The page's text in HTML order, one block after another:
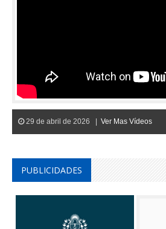
29 de abril de 2026 | Ver Mas Vídeos
PUBLICIDADES